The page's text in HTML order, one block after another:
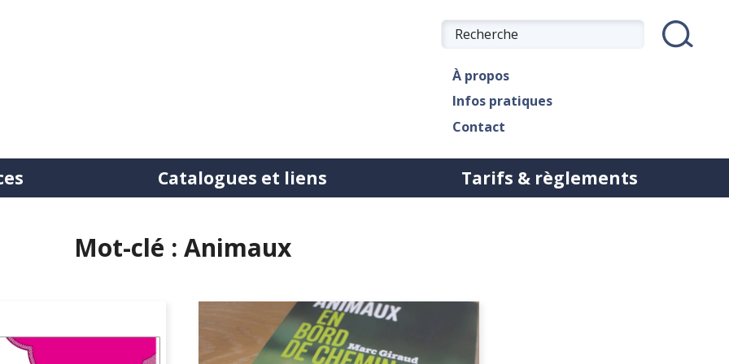
À propos
Infos pratiques
Contact
de documents
Catalogues et liens Tarifs & règlements
Mot-clé : Animaux